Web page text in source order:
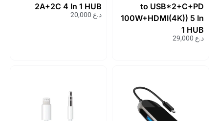
to USB*2+C+PD
100W+HDMI(4K)) 5 In
1 HUB
د.ع
2A+2C 4 In 1 HUB
د.ع